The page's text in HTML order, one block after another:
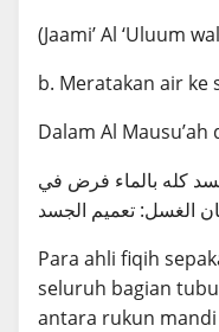
(Jaami’ Al ‘Uluum
b. Meratakan air ke
Dalam Al Mausu’ah
كله بالماء فرض في
Para ahli fiqih
seluruh bagian
antara rukun